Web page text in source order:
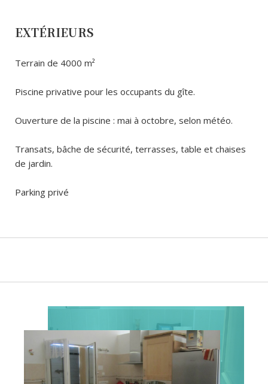
EXTÉRIEURS
Terrain de 4000 m²
Piscine privative pour les occupants du gîte.
Ouverture de la piscine : mai à octobre, selon météo.
Transats, bâche de sécurité, terrasses, table et chaises
de jardin.
Parking privé